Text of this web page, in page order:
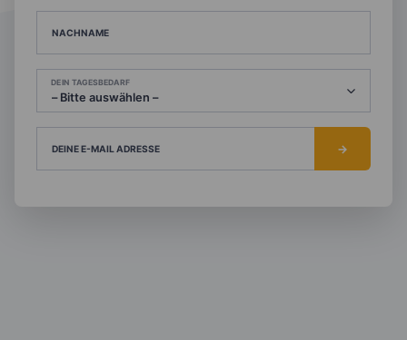
NACHNAME
DEIN TAGESBEDARF
DEINE E-MAIL ADRESSE